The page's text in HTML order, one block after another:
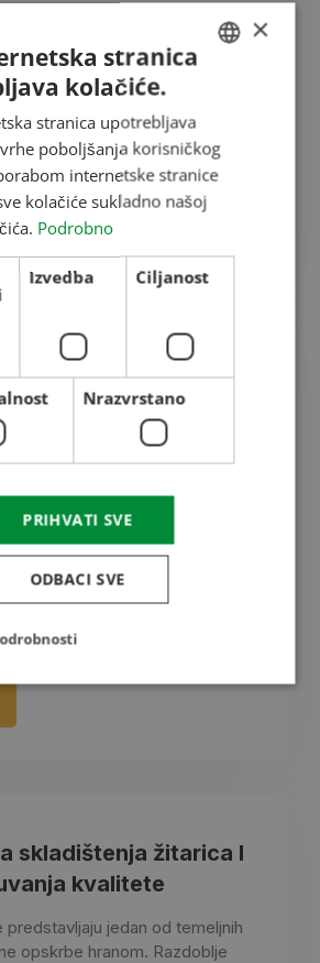
su „tihi radnici” u skladištima
žitarica. Često dolaze u
tek kada se pojavi neki problem –
pouzdanog rada pravilno
ugrađena gumena traka.
svjesno donijeti odluku pri
traka može…
poljoprivredne
sušare za sjemensku
nego što je potrebno za sigurno
preradu. U novoj seriji
predstaviti suvremene sušare s
energije te pravilnu
sušenja. Načelo sušenja Tzv.
vlage kod različitih kultura…
skladištenja žitarica I
kvalitete
predstavljaju jedan od temeljnih
opskrbe hranom. Razdoblje
ENGLISH
ROMANIAN
CROATIAN
×
stranica
kolačiće.
stranica upotrebljava
poboljšanja korisničkog
internetske stranice
kolačiće sukladno našoj
Podrobno
Izvedba Ciljanost
Nrazvrstano
PRIHVATI SVE
ODBACI SVE